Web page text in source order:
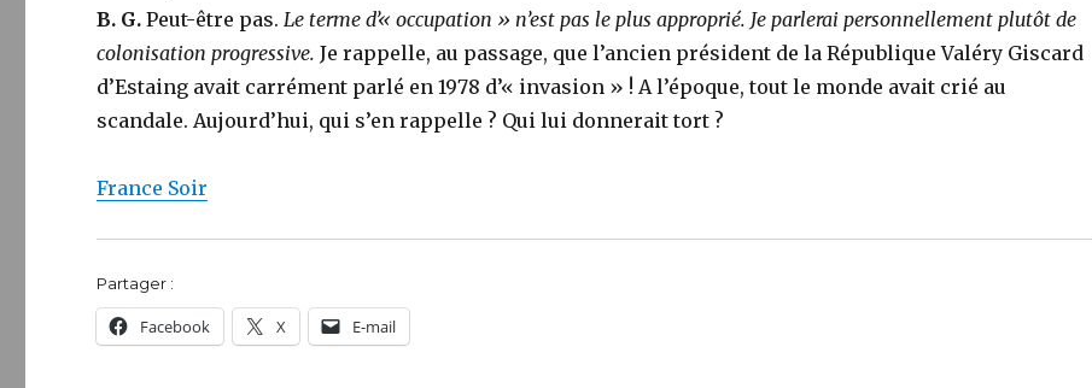
B. G. Peut-être pas.Le terme d’« occupation » n’est pas le plus approprié. Je parlerai personnellement plutôt de
colonisation progressive.Je rappelle, au passage, que l’ancien président de la République Valéry Giscard
d’Estaing avait carrément parlé en 1978 d’« invasion » ! A l’époque, tout le monde avait crié au
scandale. Aujourd’hui, qui s’en rappelle ? Qui lui donnerait tort ?
France Soir
Partager :
Facebook X E-mail